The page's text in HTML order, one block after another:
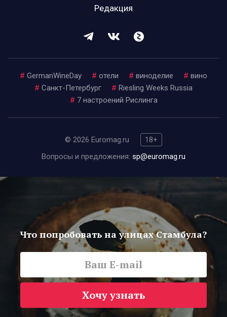
Редакция
# GermanWineDay # отели # виноделие # вино
# Санкт-Петербург # Riesling Weeks Russia
# 7 настроений Рислинга
© 2026 Euromag.ru
18+
Вопросы и предложения: sp@euromag.ru
Что попробовать на улицах Стамбула?
Хочу узнать